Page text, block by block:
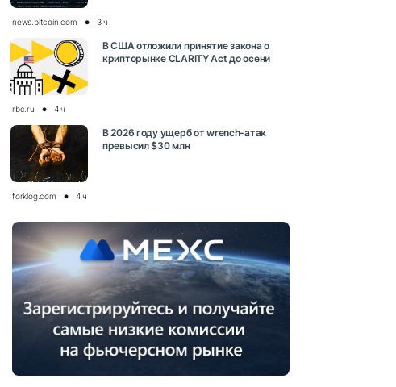
news.bitcoin.com 3 ч
В США отложили принятие закона о
крипторынке CLARITY Act до осени
rbc.ru 4 ч
В 2026 году ущерб от wrench-атак
превысил $30 млн
forklog.com 4 ч